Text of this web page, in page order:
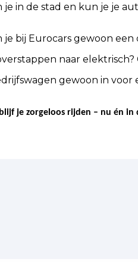
je in de stad en kun je je
je bij Eurocars gewoon een
naar
gewoon in
je zorgeloos rijden – nu én in